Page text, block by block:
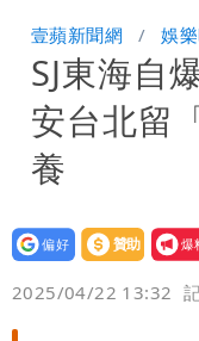
每天看診
慈濟爆世
笑：真的
白海豚勾
壹蘋新聞網 娛
SJ東海自
安台北留
養
設為
贊助
我要
爆料
2025/04/22 13:32